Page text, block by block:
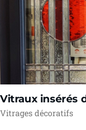
Vitraux insérés
Vitrages décoratifs